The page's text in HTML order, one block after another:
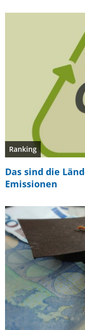
Ranking
Das sind die
Emissionen